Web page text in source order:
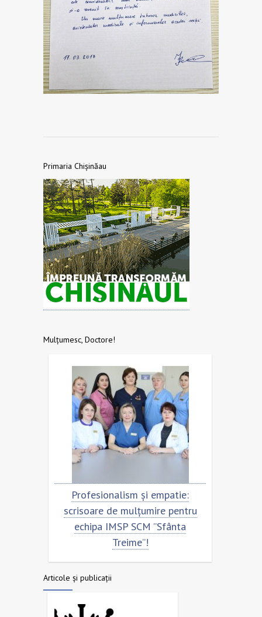
Primaria Chișinăau
Mulțumesc, Doctore!
Profesionalism și empatie:
scrisoare de mulțumire pentru
echipa IMSP SCM ”Sfânta
Treime”!
Articole și publicații